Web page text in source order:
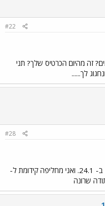
#22
זה מהיום הכרטיס שלך? תני
לך......
#28
נכון - יום ההולדת שלי הוא ב- 24.1. ואני מחליפה קידומת ל-